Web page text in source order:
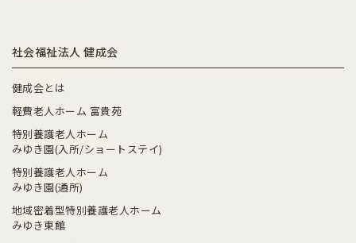
社会福祉法人 健成会
健成会とは
軽費老人ホーム 富貴苑
特別養護老人ホーム
みゆき園(入所/ショートステイ)
特別養護老人ホーム
みゆき園(通所)
地域密着型特別養護老人ホーム
みゆき東館